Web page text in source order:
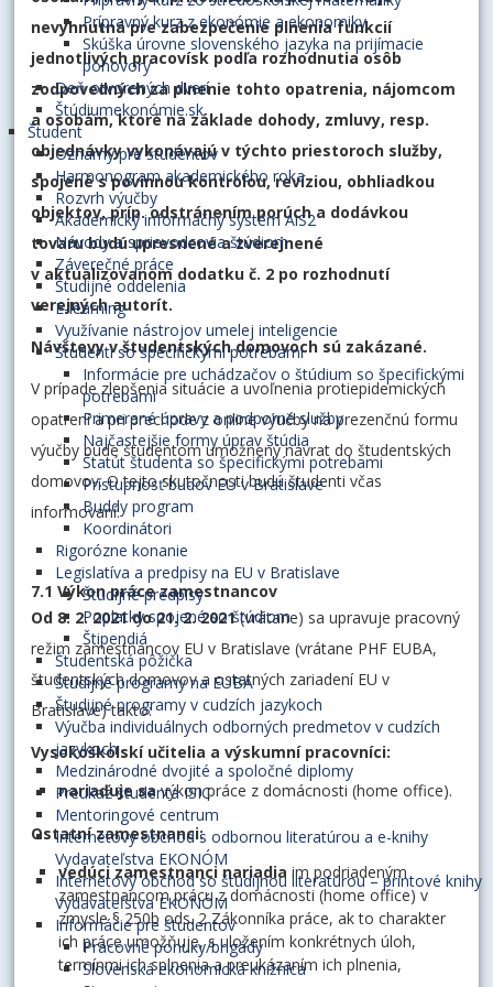
Prípravný kurz z ekonómie a ekonomiky
Skúška úrovne slovenského jazyka na prijímacie
pohovory
Deň otvorených dverí
Štúdiumekonómie.sk
Študent
Oznamy pre študentov
Harmonogram akademického roka
Rozvrh výučby
Akademický informačný systém AiS2
Návody a sprievodcovia štúdiom
Záverečné práce
Študijné oddelenia
E-learning
Využívanie nástrojov umelej inteligencie
Študenti so špecifickými potrebami
Informácie pre uchádzačov o štúdium so špecifickými
potrebami
Primerané úpravy a podporné služby
Najčastejšie formy úprav štúdia
Štatút študenta so špecifickými potrebami
Prístupnosť budov EU v Bratislave
Buddy program
Koordinátori
Rigorózne konanie
Legislatíva a predpisy na EU v Bratislave
Študijné predpisy
Poplatky spojené so štúdiom
Štipendiá
Študentská pôžička
Študijné programy na EUBA
Študijné programy v cudzích jazykoch
Výučba individuálnych odborných predmetov v cudzích
jazykoch
Medzinárodné dvojité a spoločné diplomy
Preukaz študenta ISIC
Mentoringové centrum
Internetový obchod s odbornou literatúrou a e-knihy
Vydavateľstva EKONÓM
Internetový obchod so študijnou literatúrou – printové knihy
Vydavateľstva EKONÓM
Informácie pre študentov
Pracovné ponuky/brigády
Slovenská ekonomická knižnica
nevyhnutná pre zabezpečenie plnenia funkcií
jednotlivých pracovísk podľa rozhodnutia osôb
zodpovedných za plnenie tohto opatrenia, nájomcom
a osobám, ktoré na základe dohody, zmluvy, resp.
objednávky vykonávajú v týchto priestoroch služby,
spojené s povinnou kontrolou, revíziou, obhliadkou
objektov, príp. odstránením porúch a dodávkou
tovaru budú upresnené a zverejnené
v aktualizovanom dodatku č. 2 po rozhodnutí
verejných autorít.
Návštevy v študentských domovoch sú zakázané.
V prípade zlepšenia situácie a uvoľnenia protiepidemických
opatrení a pri prechode z online výučby na prezenčnú formu
výučby bude študentom umožnený návrat do študentských
domovov. O tejto skutočnosti budú študenti včas
informovaní.
7.1 Výkon práce zamestnancov
Od 8. 2. 2021 do 21. 2. 2021(vrátane) sa upravuje pracovný
režim zamestnancov EU v Bratislave (vrátane PHF EUBA,
študentských domovov a ostatných zariadení EU v
Bratislave) takto:
Vysokoškolskí učitelia a výskumní pracovníci:
nariaďuje savýkon práce z domácnosti (home office).
Ostatní zamestnanci:
vedúci zamestnanci nariadia im podriadeným
zamestnancom prácu z domácnosti (home office) v
zmysle § 250b ods. 2 Zákonníka práce, ak to charakter
ich práce umožňuje, s uložením konkrétnych úloh,
termínmi ich splnenia a preukázaním ich plnenia,